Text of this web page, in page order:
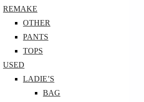
REMAKE
OTHER
PANTS
TOPS
USED
LADIE’S
BAG